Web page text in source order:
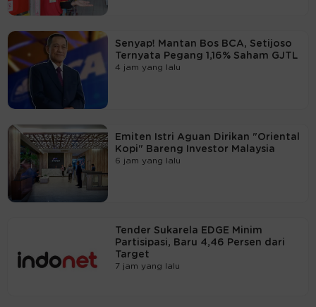
Senyap! Mantan Bos BCA, Setijoso
Ternyata Pegang 1,16% Saham GJTL
4 jam yang lalu
Emiten Istri Aguan Dirikan "Oriental
Kopi" Bareng Investor Malaysia
6 jam yang lalu
Tender Sukarela EDGE Minim
Partisipasi, Baru 4,46 Persen dari
Target
7 jam yang lalu